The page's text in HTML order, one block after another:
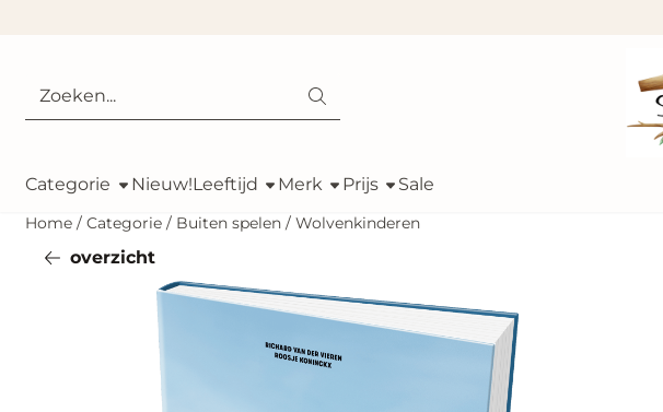
Zoeken
Categorie Nieuw!Leeftijd Merk Prijs Sale
Home / Categorie / Buiten spelen / Wolvenkinderen
overzicht